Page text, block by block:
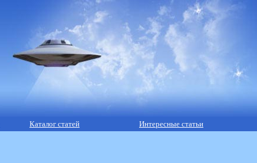
Каталог статей Интересные статьи